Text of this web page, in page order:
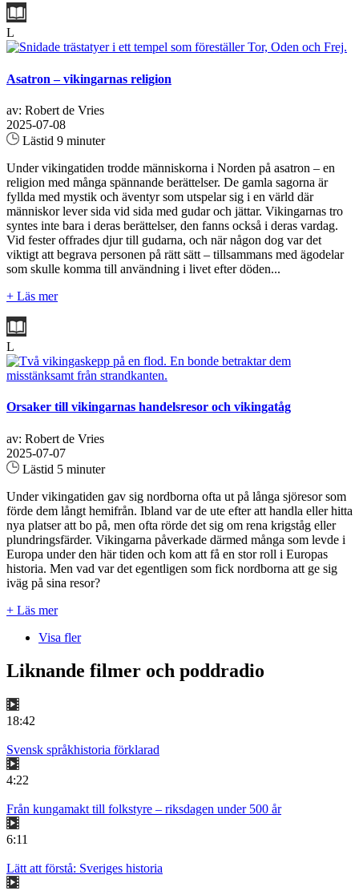
L
Asatron – vikingarnas religion
av: Robert de Vries
2025-07-08
Lästid 9 minuter
Under vikingatiden trodde människorna i Norden på asatron – en
religion med många spännande berättelser. De gamla sagorna är
fyllda med mystik och äventyr som utspelar sig i en värld där
människor lever sida vid sida med gudar och jättar. Vikingarnas tro
syntes inte bara i deras berättelser, den fanns också i deras vardag.
Vid fester offrades djur till gudarna, och när någon dog var det
viktigt att begrava personen på rätt sätt – tillsammans med ägodelar
som skulle komma till användning i livet efter döden...
+ Läs mer
L
Orsaker till vikingarnas handelsresor och vikingatåg
av: Robert de Vries
2025-07-07
Lästid 5 minuter
Under vikingatiden gav sig nordborna ofta ut på långa sjöresor som
förde dem långt hemifrån. Ibland var de ute efter att handla eller hitta
nya platser att bo på, men ofta rörde det sig om rena krigståg eller
plundringsfärder. Vikingarna påverkade därmed många som levde i
Europa under den här tiden och kom att få en stor roll i Europas
historia. Men vad var det egentligen som fick nordborna att ge sig
iväg på sina resor?
+ Läs mer
Visa fler
Liknande filmer och poddradio
18:42
Svensk språkhistoria förklarad
4:22
Från kungamakt till folkstyre – riksdagen under 500 år
6:11
Lätt att förstå: Sveriges historia